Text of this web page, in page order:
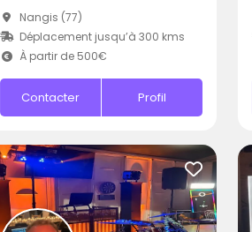
Nangis (77)
Déplacement jusqu’à 300 kms
À partir de 500€
Contacter Profil